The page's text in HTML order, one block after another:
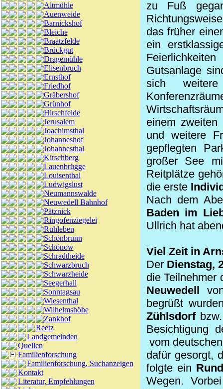
Altmühle
Auenweide
Barnickshof
Bleiche
Braatzfelde
Brückgut
Dragemühle
Elisenbruch
Ernsthof
Friedhof
Gräbershof
Grünhof
Hirschfelde
Jerusalem
Joachimsthal
Johanneshof
Johannesthal
Kirschberg
Lauenbrügge
Louisenthal
Ludwigslust
Neumannswalde
Neuwedell Bahnhof
Pätznick
Ringofenziegelei
Ruhleben
Schönbrunn
Schönow
Schradtheide
Schwarzbruch
Schwarzheide
Seegerhall
Sonntagsau
Wiesenthal
Wilhelmshöhe
Zankhof
Reetz
Landgemeinden
Quellen
Familienforschung
Familienforschung, Suchanzeigen
Kontakt
Literatur, Empfehlungen
zu Fuß
das früher
ein
Gutsanlage
sich
einem
und weitere
gepflegten
großer See
Reitplätze
die erste
Nach dem
Baden im
Ullrich hat
Viel Zeit in
Der Dienstag,
die
Neuwedell
begrüßt
Zühlsdorf bzw.
Besichtigung
vom
dafür gesorgt,
folgte ein
Wegen.